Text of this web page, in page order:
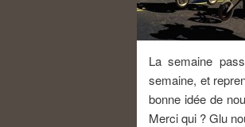
La semaine
semaine, et
bonne idée de
Merci qui ? Glu